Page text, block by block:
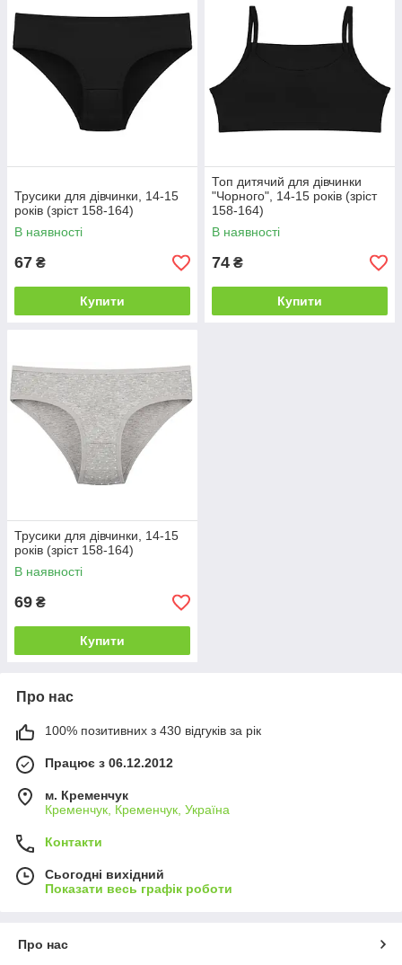
Трусики для дівчинки, 14-15
років (зріст 158-164)
В наявності
67 ₴
Купити
Топ дитячий для дівчинки
"Чорного", 14-15 років (зріст
158-164)
В наявності
74 ₴
Купити
Трусики для дівчинки, 14-15
років (зріст 158-164)
В наявності
69 ₴
Купити
Про нас
100% позитивних з 430 відгуків за рік
Працює з 06.12.2012
м. Кременчук
Кременчук, Кременчук, Україна
Контакти
Сьогодні вихідний
Показати весь графік роботи
Про нас